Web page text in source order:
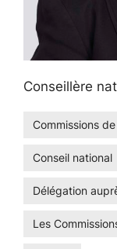
Conseillère
Commissions
Conseil national
Délégation
Les